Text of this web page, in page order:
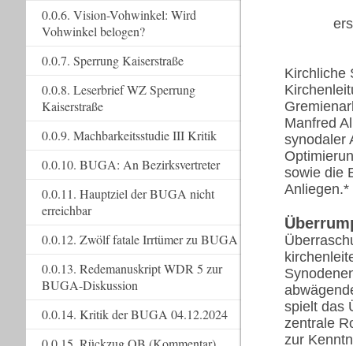
Kirchliche
Manfred
synodaler
sowie die
Anliegen.*
spielt das
zentrale
zur
0.0.6. Vision-Vohwinkel: Wird
Vohwinkel belogen?
0.0.7. Sperrung Kaiserstraße
0.0.8. Leserbrief WZ Sperrung
Kaiserstraße
0.0.9. Machbarkeitsstudie III Kritik
0.0.10. BUGA: An Bezirksvertreter
0.0.11. Hauptziel der BUGA nicht
erreichbar
0.0.12. Zwölf fatale Irrtümer zu BUGA
0.0.13. Redemanuskript WDR 5 zur
BUGA-Diskussion
0.0.14. Kritik der BUGA 04.12.2024